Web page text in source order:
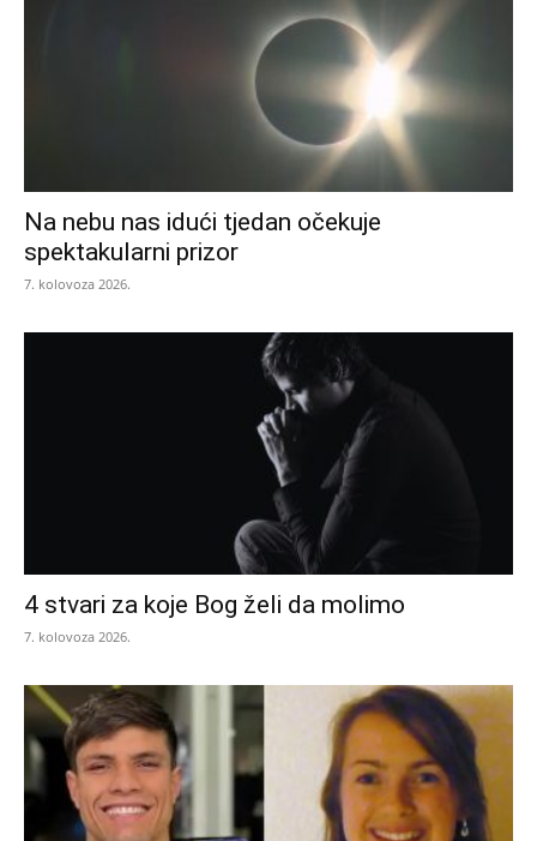
Na nebu nas idući tjedan očekuje
spektakularni prizor
7. kolovoza 2026.
4 stvari za koje Bog želi da molimo
7. kolovoza 2026.